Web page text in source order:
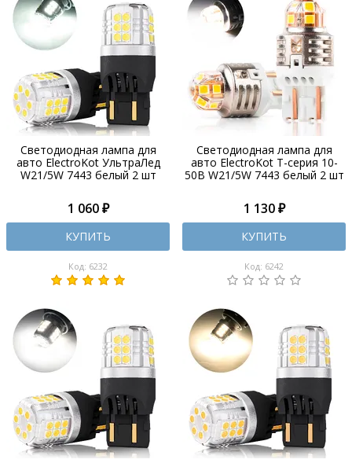
Светодиодная лампа для
авто ElectroKot УльтраЛед
W21/5W 7443 белый 2 шт
1 060 ₽
КУПИТЬ
Код: 6232
Светодиодная лампа для
авто ElectroKot Т-серия 10-
50В W21/5W 7443 белый 2 шт
1 130 ₽
КУПИТЬ
Код: 6242